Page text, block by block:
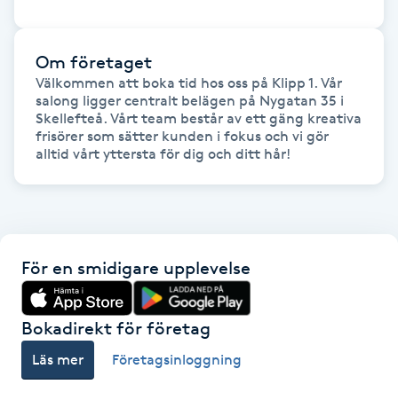
Healing
Herrklippning
HIFU
Hot Stone Massage
Hot yoga
Om företaget
Välkommen att boka tid hos oss på Klipp 1. Vår
salong ligger centralt belägen på Nygatan 35 i
Skellefteå. Vårt team består av ett gäng kreativa
frisörer som sätter kunden i fokus och vi gör
alltid vårt yttersta för dig och ditt hår!
För en smidigare upplevelse
Bokadirekt för företag
Läs mer Företagsinloggning